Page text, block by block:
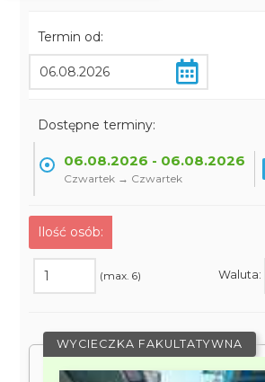
Termin od:
Dostępne terminy:
06.08.2026 - 06.08.2026
Czwartek → Czwartek
Ilość osób:
(max. 6) Waluta:
WYCIECZKA FAKULTATYWNA